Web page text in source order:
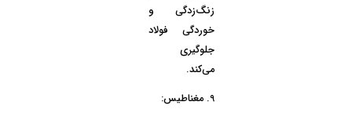
زنگ‌زدگی و
خوردگی فولاد
جلوگیری
می‌کند.
9. مغناطیس: